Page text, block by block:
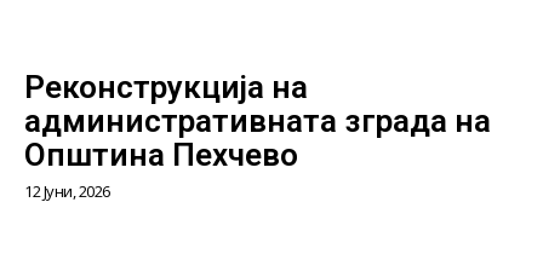
Реконструкција на
административната зграда на
Општина Пехчево
12 Јуни, 2026